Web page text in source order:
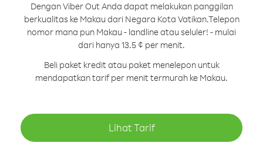
Dengan Viber Out Anda dapat melakukan panggilan
berkualitas ke Makau dari Negara Kota Vatikan.Telepon
nomor mana pun Makau - landline atau seluler! - mulai
dari hanya 13.5 ¢ per menit.
Beli paket kredit atau paket menelepon untuk
mendapatkan tarif per menit termurah ke Makau.
Lihat Tarif